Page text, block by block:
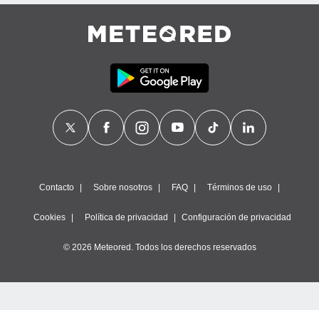
Contacto Sobre nosotros FAQ Términos de uso
Cookies Política de privacidad Configuración de privacidad
© 2026 Meteored. Todos los derechos reservados